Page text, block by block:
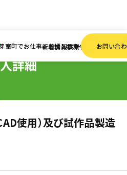
室町でお仕事をお探しの方へ
新着情報求人検索事業者一覧お問い合
設計（CAD使用）及び試作品製造
詳細
使用）及び試作品製造